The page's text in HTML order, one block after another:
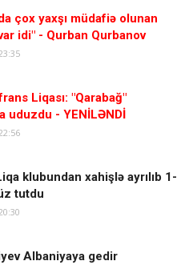
çox yaxşı müdafiə olunan
idi" - Qurban Qurbanov
Liqası: "Qarabağ"
uduzdu - YENİLƏNDİ
klubundan xahişlə ayrılıb 1-
tutdu
Albaniyaya gedir